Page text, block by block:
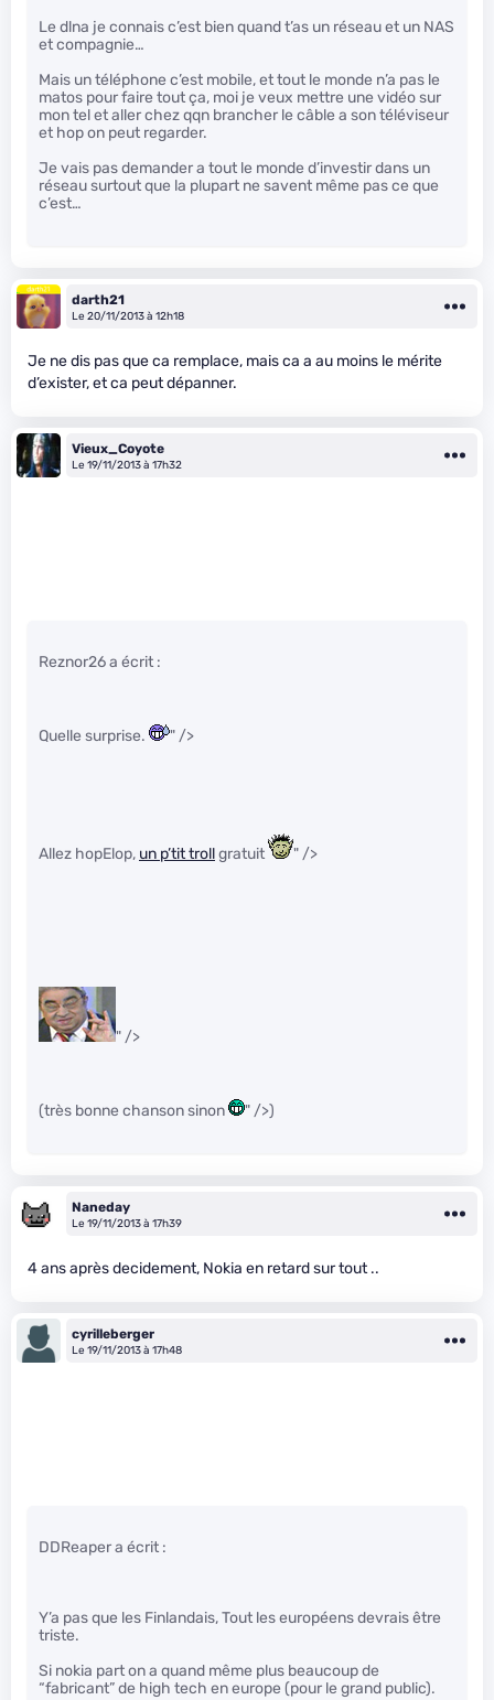
Le dlna je connais c’est bien quand t’as un réseau et un NAS
et compagnie…
Mais un téléphone c’est mobile, et tout le monde n’a pas le
matos pour faire tout ça, moi je veux mettre une vidéo sur
mon tel et aller chez qqn brancher le câble a son téléviseur
et hop on peut regarder.
Je vais pas demander a tout le monde d’investir dans un
réseau surtout que la plupart ne savent même pas ce que
c’est…
darth21
Le 20/11/2013 à 12h18
Je ne dis pas que ca remplace, mais ca a au moins le mérite
d’exister, et ca peut dépanner.
Vieux_Coyote
Le 19/11/2013 à 17h32
Reznor26 a écrit :
Quelle surprise. " />
Allez hopElop, un p’tit trollgratuit " />
" />
(très bonne chanson sinon " />)
Naneday
Le 19/11/2013 à 17h39
4 ans après decidement, Nokia en retard sur tout ..
cyrilleberger
Le 19/11/2013 à 17h48
DDReaper a écrit :
Y’a pas que les Finlandais, Tout les européens devrais être
triste.
Si nokia part on a quand même plus beaucoup de
“fabricant” de high tech en europe (pour le grand public).